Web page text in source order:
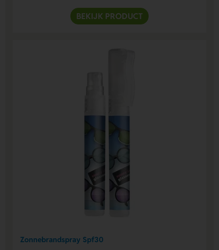
BEKIJK PRODUCT
Zonnebrandspray Spf30